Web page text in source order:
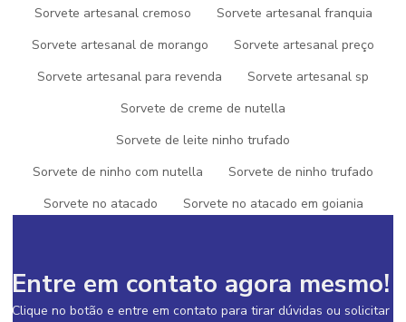
Sorvete artesanal cremoso
Sorvete artesanal franquia
Sorvete artesanal de morango
Sorvete artesanal preço
Sorvete artesanal para revenda
Sorvete artesanal sp
Sorvete de creme de nutella
Sorvete de leite ninho trufado
Sorvete de ninho com nutella
Sorvete de ninho trufado
Sorvete no atacado
Sorvete no atacado em goiania
Sorvete de nutella com leite ninho
exigentes. A Picogel oferece uma ampla gama de sabores
Transforme seu negócio de sorvetes agora com a qualidade que
seus clientes merecem.
Para saber mais sobre como podemos atender às suas
elevar a experiência do seu cliente e impulsionar o sucesso do
Entre em contato agora mesmo!
Clique no botão e entre em contato para tirar dúvidas ou solicitar